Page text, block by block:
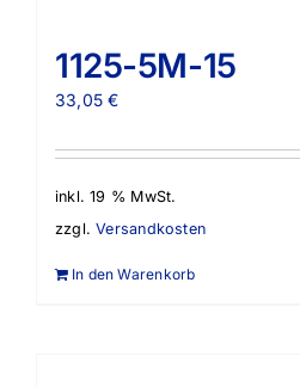
1125-5M-15
33,05€
inkl. 19 % MwSt.
zzgl.Versandkosten
In den Warenkorb